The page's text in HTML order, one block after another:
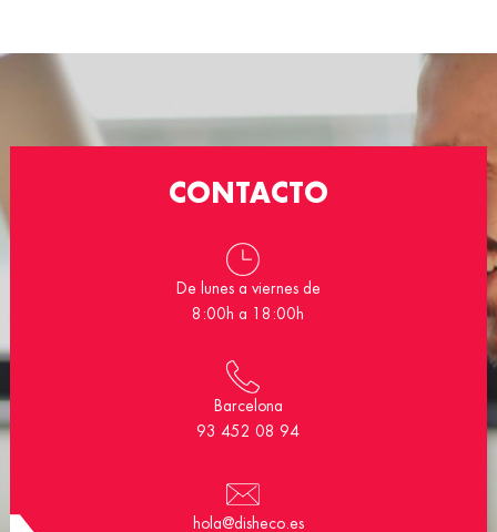
CONTACTO
De lunes a viernes de
8:00h a 18:00h
Barcelona
93 452 08 94
hola@disheco.es